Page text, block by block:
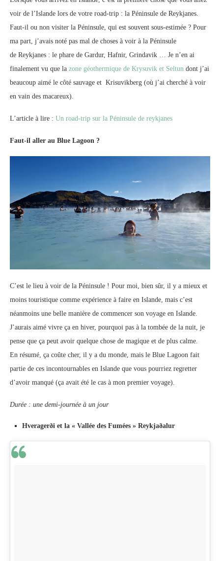
voir de l’Islande lors de votre road-trip : la Péninsule de Reykjanes.
Faut-il ou non visiter la Péninsule, qui est souvent sous-estimée ? Pour
ma part, j’avais noté pas mal de choses à voir à la Péninsule
de Reykjanes : le phare de Gardur, Hafnir, Grindavik … Je n’en ai
finalement vu que la zone géothermique de Krysuvik et Seltun dont j’ai
beaucoup aimé le côté sauvage et Krisuvikberg (où j’ai cherché à voir
en vain des macareux).
L’article à lire : Un road-trip sur la Péninsule de reykjanes
Faut-il aller au Blue Lagoon ?
C’est le lieu à voir de la Péninsule ! Pour moi, bien sûr, il y a mieux et
moins touristique comme expérience à faire en Islande, mais c’est
néanmoins une belle manière de commencer son voyage en Islande.
J’aurais aimé vivre ça en hiver, pourquoi pas à la tombée de la nuit, je
pense que ça peut avoir quelque chose de magique et de plus calme.
En résumé, ça coûte cher, il y a du monde, mais le Blue Lagoon fait
partie de ces incontournables en Islande que vous pourriez regretter
d’avoir manqué (ça avait été le cas à mon premier voyage).
Durée : une demi-journée à un jour
Hveragerði et la « Vallée des Fumées » Reykjaðalur